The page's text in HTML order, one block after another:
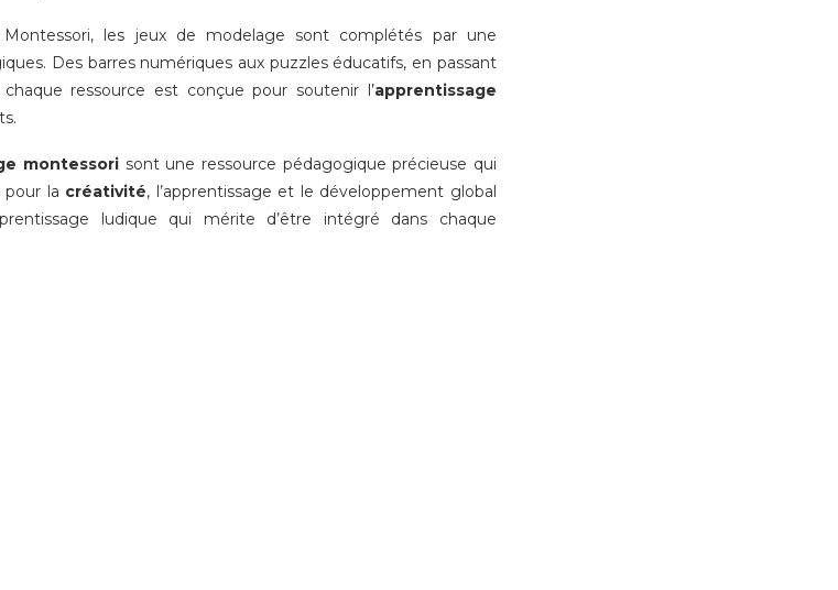
les jeux de modelage sont complétés par une
Des barres numériques aux puzzles éducatifs, en passant
ressource est conçue pour soutenir l’apprentissage
montessorisont une ressource pédagogique précieuse qui
la créativité, l’apprentissage et le développement global
ludique qui mérite d’être intégré dans chaque